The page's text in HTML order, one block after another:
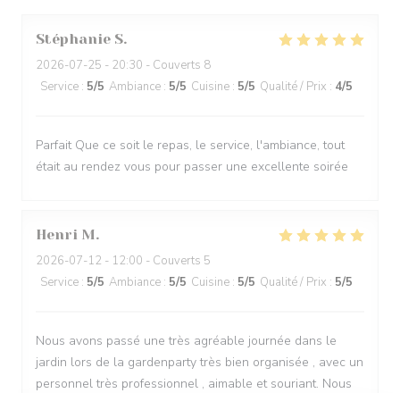
Stéphanie S
2026-07-25 - 20:30 - Couverts 8
Service : 5/5 Ambiance : 5/5 Cuisine : 5/5 Qualité / Prix : 4/5
Parfait Que ce soit le repas, le service, l'ambiance, tout
était au rendez vous pour passer une excellente soirée
Henri M
2026-07-12 - 12:00 - Couverts 5
Service : 5/5 Ambiance : 5/5 Cuisine : 5/5 Qualité / Prix : 5/5
Nous avons passé une très agréable journée dans le
jardin lors de la gardenparty très bien organisée , avec un
personnel très professionnel , aimable et souriant. Nous